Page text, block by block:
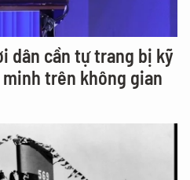
dân cần tự trang bị kỹ
trên không gian